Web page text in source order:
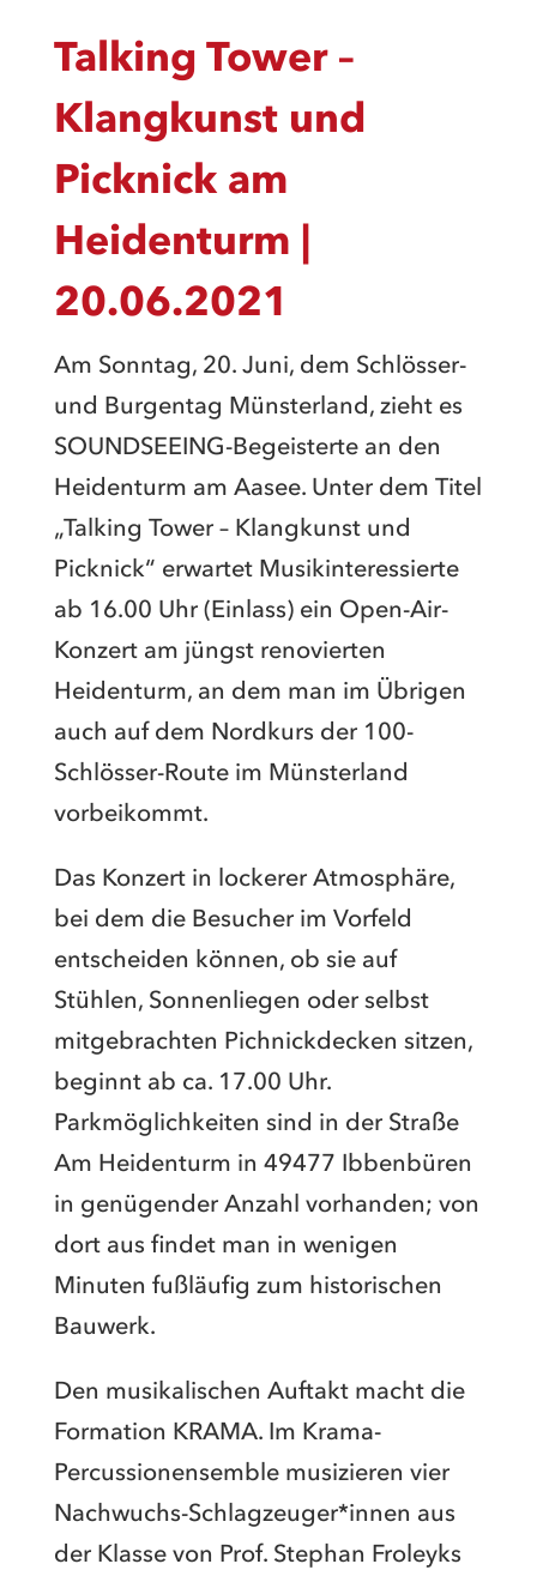
Talking Tower –
Klangkunst und
Picknick am
Heidenturm |
20.06.2021
Am Sonntag, 20. Juni, dem Schlösser-
und Burgentag Münsterland, zieht es
SOUNDSEEING-Begeisterte an den
Heidenturm am Aasee. Unter dem Titel
„Talking Tower – Klangkunst und
Picknick“ erwartet Musikinteressierte
ab 16.00 Uhr (Einlass) ein Open-Air-
Konzert am jüngst renovierten
Heidenturm, an dem man im Übrigen
auch auf dem Nordkurs der 100-
Schlösser-Route im Münsterland
vorbeikommt.
Das Konzert in lockerer Atmosphäre,
bei dem die Besucher im Vorfeld
entscheiden können, ob sie auf
Stühlen, Sonnenliegen oder selbst
mitgebrachten Pichnickdecken sitzen,
beginnt ab ca. 17.00 Uhr.
Parkmöglichkeiten sind in der Straße
Am Heidenturm in 49477 Ibbenbüren
in genügender Anzahl vorhanden; von
dort aus findet man in wenigen
Minuten fußläufig zum historischen
Bauwerk.
Den musikalischen Auftakt macht die
Formation KRAMA. Im Krama-
Percussionensemble musizieren vier
Nachwuchs-Schlagzeuger*innen aus
der Klasse von Prof. Stephan Froleyks